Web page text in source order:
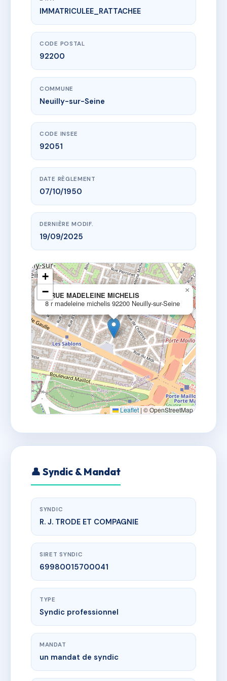
www.vme.plus/AC6823850
8 RUE MADELEINE MICHELIS
8 r madeleine michelis
IMMATRICULEE_RATTACHEE
CODE POSTAL
92200
COMMUNE
Neuilly-sur-Seine
CODE INSEE
92051
DATE RÈGLEMENT
07/10/1950
DERNIÈRE MODIF.
19/09/2025
8 RUE MADELEINE MICHELIS
8 r madeleine michelis 92200 Neuilly-sur-Seine
×
+
−
Leaflet | © OpenStreetMap
👤 Syndic & Mandat
SYNDIC
R. J. TRODE ET COMPAGNIE
SIRET SYNDIC
69980015700041
TYPE
Syndic professionnel
MANDAT
un mandat de syndic